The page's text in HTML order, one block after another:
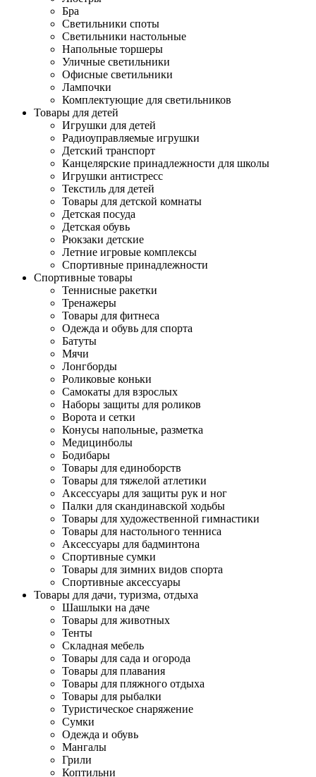
Бра
Светильники споты
Светильники настольные
Напольные торшеры
Уличные светильники
Офисные светильники
Лампочки
Комплектующие для светильников
Товары для детей
Игрушки для детей
Радиоуправляемые игрушки
Детский транспорт
Канцелярские принадлежности для школы
Игрушки антистресс
Текстиль для детей
Товары для детской комнаты
Детская посуда
Детская обувь
Рюкзаки детские
Летние игровые комплексы
Спортивные принадлежности
Спортивные товары
Теннисные ракетки
Тренажеры
Товары для фитнеса
Одежда и обувь для спорта
Батуты
Мячи
Лонгборды
Роликовые коньки
Самокаты для взрослых
Наборы защиты для роликов
Ворота и сетки
Конусы напольные, разметка
Медицинболы
Бодибары
Товары для единоборств
Товары для тяжелой атлетики
Аксессуары для защиты рук и ног
Палки для скандинавской ходьбы
Товары для художественной гимнастики
Товары для настольного тенниса
Аксессуары для бадминтона
Спортивные сумки
Товары для зимних видов спорта
Спортивные аксессуары
Товары для дачи, туризма, отдыха
Шашлыки на даче
Товары для животных
Тенты
Складная мебель
Товары для сада и огорода
Товары для плавания
Товары для пляжного отдыха
Товары для рыбалки
Туристическое снаряжение
Сумки
Одежда и обувь
Мангалы
Грили
Коптильни